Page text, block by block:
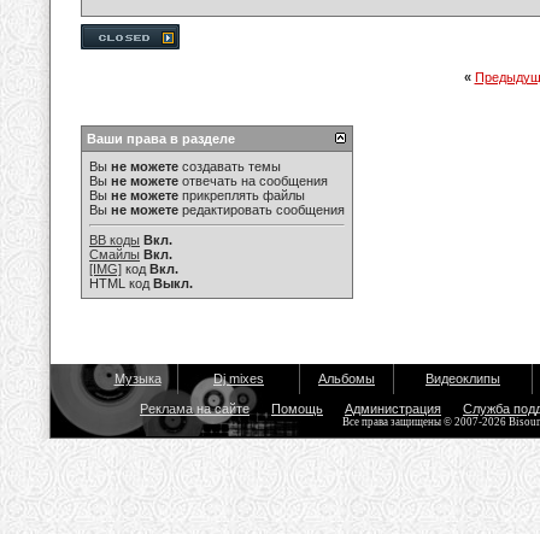
«
Ваши права в разделе
Вы не можете создавать темы
Вы не можете отвечать на сообщения
Вы не можете прикреплять файлы
Вы не можете редактировать сообщения
BB коды Вкл.
Смайлы Вкл.
[IMG] код Вкл.
HTML код Выкл.
Музыка Dj mixes Альбомы Видеоклипы
Реклама на сайте Помощь Администрация Служба
Все права защищены © 2007-2026